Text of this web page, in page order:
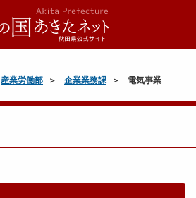
産業労働部 企業業務課 電気事業